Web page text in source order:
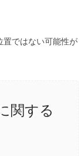
ではない可能性が
関する